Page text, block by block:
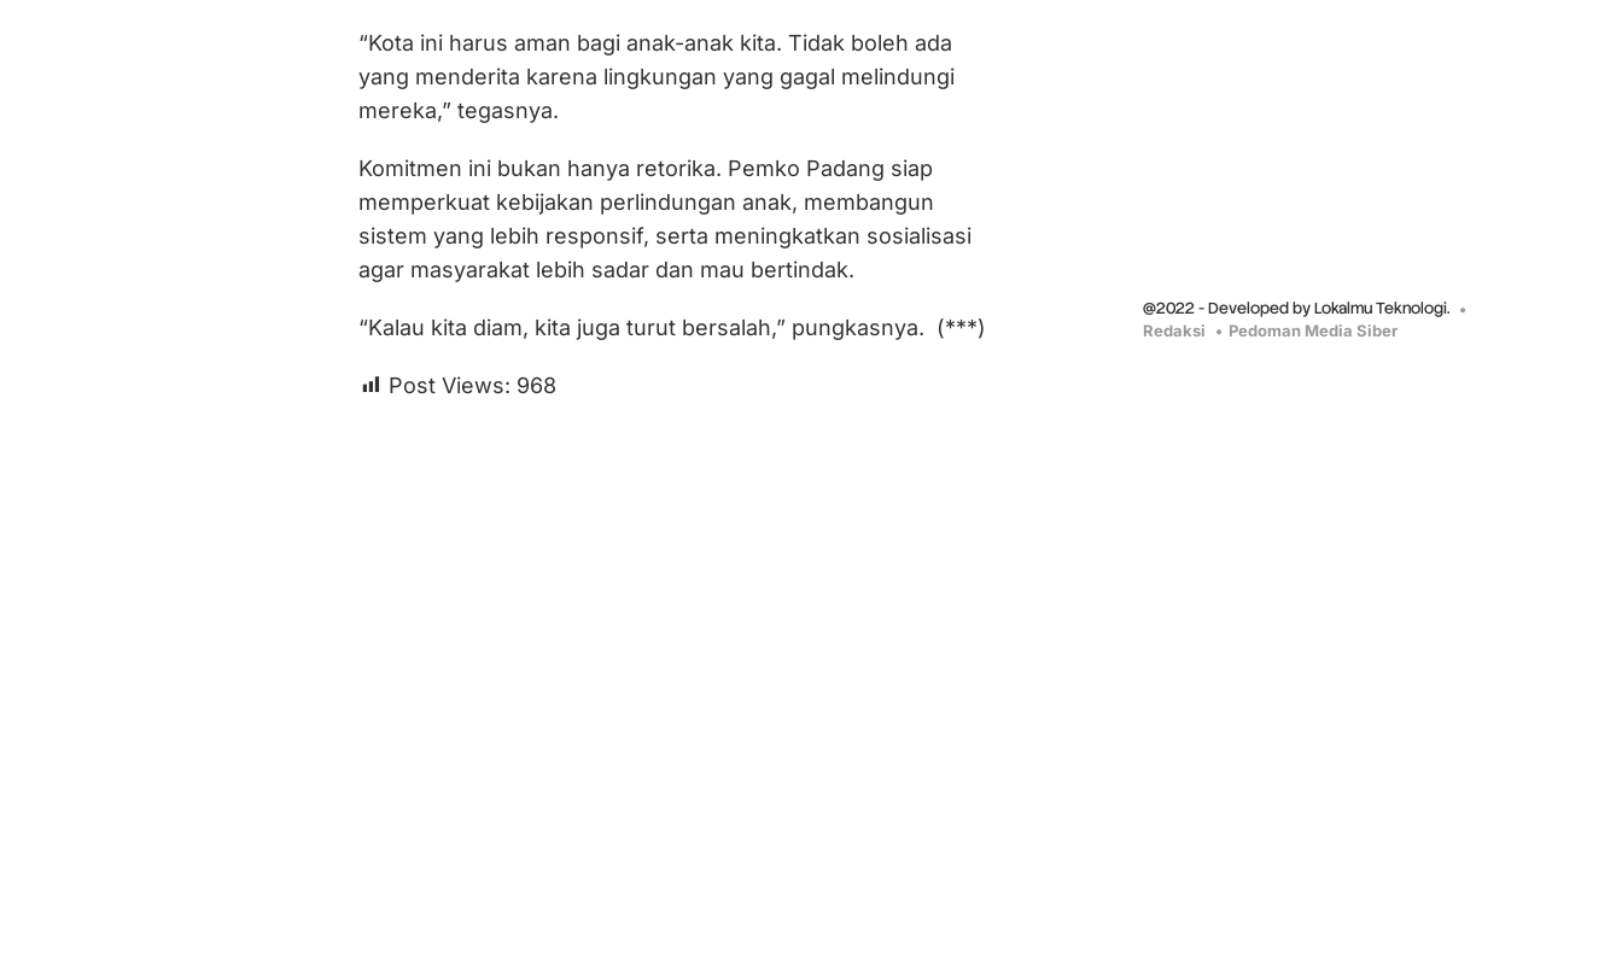
“Kota ini harus aman bagi anak-anak kita. Tidak boleh ada
yang menderita karena lingkungan yang gagal melindungi
mereka,” tegasnya.
Komitmen ini bukan hanya retorika. Pemko Padang siap
memperkuat kebijakan perlindungan anak, membangun
sistem yang lebih responsif, serta meningkatkan sosialisasi
agar masyarakat lebih sadar dan mau bertindak.
“Kalau kita diam, kita juga turut bersalah,” pungkasnya. (***)
Post Views: 968
@2022 - Developed by Lokalmu Teknologi.
Redaksi Pedoman Media Siber